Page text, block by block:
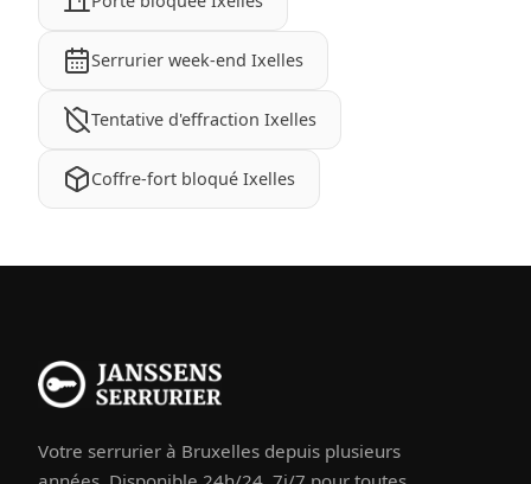
Serrurier week-end Ixelles
Tentative d'effraction Ixelles
Coffre-fort bloqué Ixelles
Votre serrurier à Bruxelles depuis plusieurs